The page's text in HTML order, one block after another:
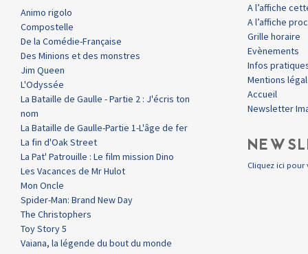
Animo rigolo
Compostelle
De la Comédie-Française
Des Minions et des monstres
Jim Queen
L'Odyssée
La Bataille de Gaulle - Partie 2 : J'écris ton
nom
La Bataille de Gaulle-Partie 1-L'âge de fer
La fin d'Oak Street
La Pat' Patrouille : Le film mission Dino
Les Vacances de Mr Hulot
Mon Oncle
Spider-Man: Brand New Day
The Christophers
Toy Story 5
Vaiana, la légende du bout du monde
A l’affiche
A l’affiche
Grille horaire
Evènements
Infos
Mentions
Accueil
Newsletter
Cliquez ici pour